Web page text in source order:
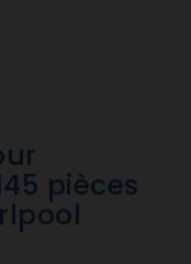
pièces